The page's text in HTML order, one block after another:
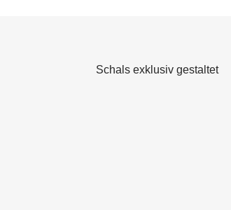
Schals exklusiv gestaltet